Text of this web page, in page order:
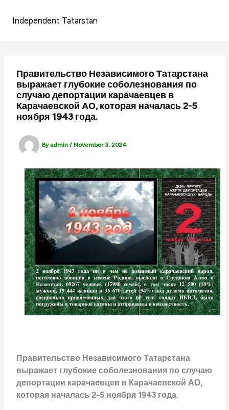
Independent Tatarstan
Правительство Независимого Татарстана
выражает глубокие соболезнования по
случаю депортации карачаевцев в
Карачаевской АО, которая началась 2-5
ноября 1943 года.
By admin/ November 3, 2024
Правительство Независимого Татарстана
выражает глубокие соболезнования по случаю
депортации карачаевцев в Карачаевской АО,
которая началась 2-5 ноября 1943 года.